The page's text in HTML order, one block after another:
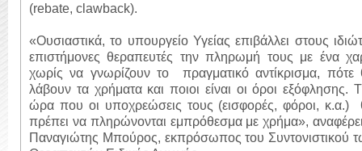
(rebate, clawback).
«Ουσιαστικά, το υπουργείο Υγείας επιβάλλει στους
επιστήμονες θεραπευτές την πληρωμή τους με ένα
χωρίς να γνωρίζουν το
πραγματικό αντίκρισμα, πότε
λάβουν τα χρήματα και ποιοι είναι οι όροι εξόφλησης.
ώρα που οι υποχρεώσεις τους (εισφορές, φόροι, κ.α.)
πρέπει να πληρώνονται εμπρόθεσμα με χρήμα»,
Παναγιώτης Μπούρος, εκπρόσωπος του Συντονιστικού